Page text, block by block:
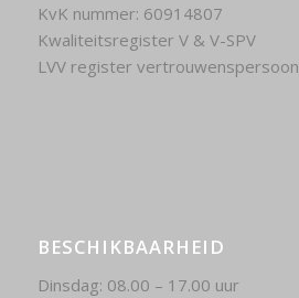
KvK nummer: 60914807
Kwaliteitsregister V & V-SPV
LVV register vertrouwenspersoon
BESCHIKBAARHEID
Dinsdag: 08.00 – 17.00 uur